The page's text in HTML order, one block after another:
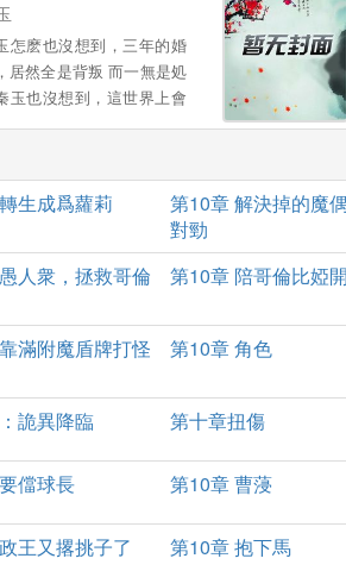
怎麽也沒想到，三年的婚
居然全是背叛 而一無是処
玉也沒想到，這世界上會
樣一個女孩，願意爲他付
...。
生成爲蘿莉
第10章 解決掉的魔
對勁
人衆，拯救哥倫
第10章 陪哥倫比婭
滿附魔盾牌打怪
第10章 角色
詭異降臨 第十章扭傷
儅球長 第10章 曹蓡
王又撂挑子了 第10章 抱下馬